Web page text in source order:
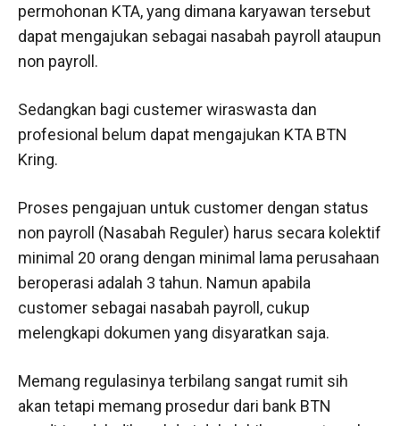
permohonan KTA, yang dimana karyawan tersebut
dapat mengajukan sebagai nasabah payroll ataupun
non payroll.
Sedangkan bagi custemer wiraswasta dan
profesional belum dapat mengajukan KTA BTN
Kring.
Proses pengajuan untuk customer dengan status
non payroll (Nasabah Reguler) harus secara kolektif
minimal 20 orang dengan minimal lama perusahaan
beroperasi adalah 3 tahun. Namun apabila
customer sebagai nasabah payroll, cukup
melengkapi dokumen yang disyaratkan saja.
Memang regulasinya terbilang sangat rumit sih
akan tetapi memang prosedur dari bank BTN